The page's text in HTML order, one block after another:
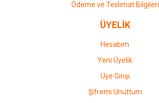
Ödeme ve Teslimat Bilgileri
ÜYELİK
Hesabım
Yeni Üyelik
Üye Girişi
Şifremi Unuttum